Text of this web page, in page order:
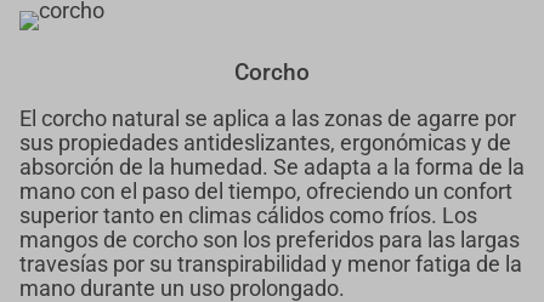
Corcho
El corcho natural se aplica a las zonas de agarre por
sus propiedades antideslizantes, ergonómicas y de
absorción de la humedad. Se adapta a la forma de la
mano con el paso del tiempo, ofreciendo un confort
superior tanto en climas cálidos como fríos. Los
mangos de corcho son los preferidos para las largas
travesías por su transpirabilidad y menor fatiga de la
mano durante un uso prolongado.